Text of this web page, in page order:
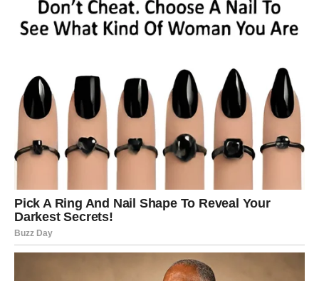
Dnevna prognoza
Poruka zvijezda
Pažljivo slušajte ljude oko sebe.
IZNENAĐENJE KOJE VAM POPRAVLJA
DAN
Rakovi ulaze u veoma zanimljiv dan. Moguća je poruka,